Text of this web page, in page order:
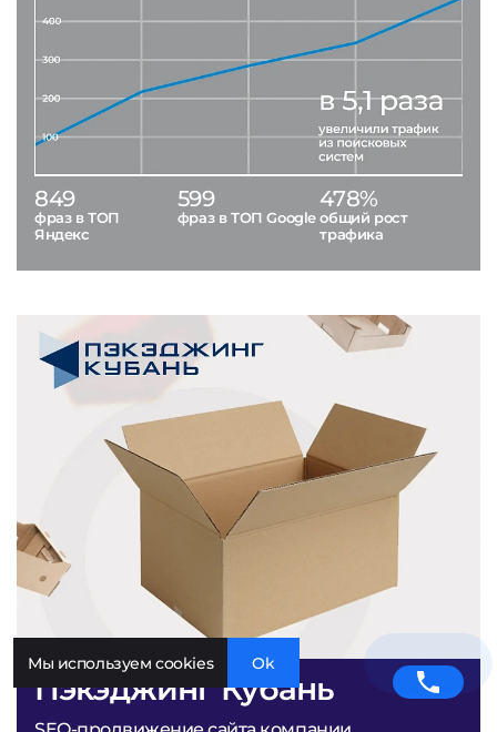
Пэкэджинг Кубань
849
фраз в ТОП
Яндекс
599
фраз в ТОП Google
478%
общий рост
трафика
Мы используем cookies Ok